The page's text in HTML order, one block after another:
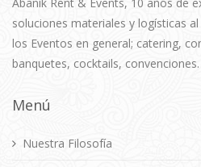
soluciones materiales y logísticas
los Eventos en general; catering,
banquetes, cocktails, convenciones.
Menú
Nuestra Filosofía